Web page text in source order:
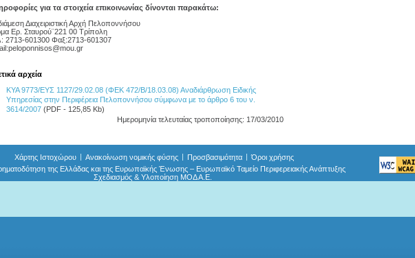
για τα στοιχεία επικοινωνίας δίνονται παρακάτω:
Διαχειριστική Αρχή Πελοποννήσου
Ερ. Σταυρού¨221 00 Τρίπολη
2713-601300 Φαξ:2713-601307
peloponnisos@mou.gr
αρχεία
ΚΥΑ 9773/ΕΥΣ 1127/29.02.08 (ΦΕΚ 472/Β/18.03.08) Αναδιάρθρωση Ειδικής
Υπηρεσίας στην Περιφέρεια Πελοποννήσου σύμφωνα με το άρθρο 6 του ν.
3614/2007 (PDF - 125,85 Kb)
Ημερομηνία τελευταίας τροποποίησης: 17/03/2010
Χάρτης Ιστοχώρου Ανακοίνωση νομικής φύσης Προσβασιμότητα
Όροι χρήσης
της Ελλάδας και της Ευρωπαϊκής Ένωσης – Ευρωπαϊκό Ταμείο Περιφερειακής Ανάπτυξης
Σχεδιασμός & Yλοποίηση ΜΟΔ Α.Ε.